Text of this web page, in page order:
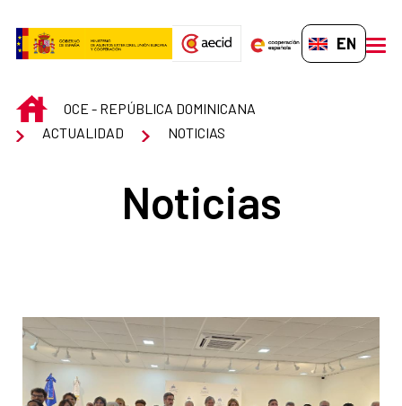
EN-GB
INICIOOCE - REPÚBLICA DOMINICANA
ACTUALIDAD
NOTICIAS
Noticias